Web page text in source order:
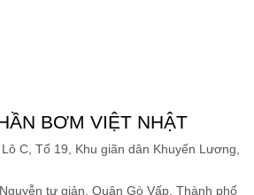
BƠM VIỆT NHẬT
C, Tổ 19, Khu giãn dân Khuyến Lương,
tư giản, Quận Gò Vấp, Thành phố